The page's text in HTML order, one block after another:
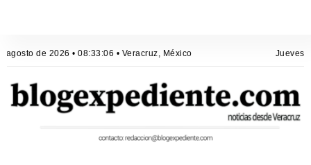
de 2026 • 08:33:06 • Veracruz, México Jueves,